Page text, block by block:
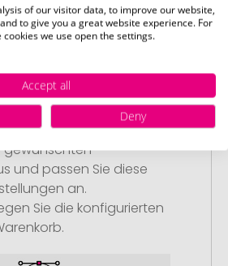
gewünschten
und passen Sie diese
an.
Sie die konfigurierten
of our visitor data, to improve our website,
to give you a great website experience. For
we use open the settings.
Accept all
Deny